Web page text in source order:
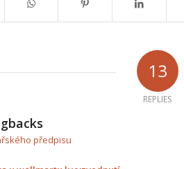
13
REPLIES
předpisu